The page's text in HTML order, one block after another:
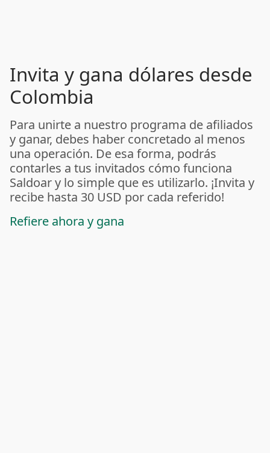
Invita y gana dólares desde
Colombia
Para unirte a nuestro programa de afiliados
y ganar, debes haber concretado al menos
una operación. De esa forma, podrás
contarles a tus invitados cómo funciona
Saldoar y lo simple que es utilizarlo. ¡Invita y
recibe hasta 30 USD por cada referido!
Refiere ahora y gana